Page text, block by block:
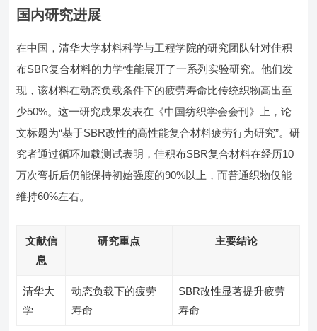
国内研究进展
在中国，清华大学材料科学与工程学院的研究团队针对佳积
布SBR复合材料的力学性能展开了一系列实验研究。他们发
现，该材料在动态负载条件下的疲劳寿命比传统织物高出至
少50%。这一研究成果发表在《中国纺织学会会刊》上，论
文标题为“基于SBR改性的高性能复合材料疲劳行为研究”。研
究者通过循环加载测试表明，佳积布SBR复合材料在经历10
万次弯折后仍能保持初始强度的90%以上，而普通织物仅能
维持60%左右。
文献信
息
研究重点 主要结论
清华大
学
动态负载下的疲劳
寿命
SBR改性显著提升疲劳
寿命